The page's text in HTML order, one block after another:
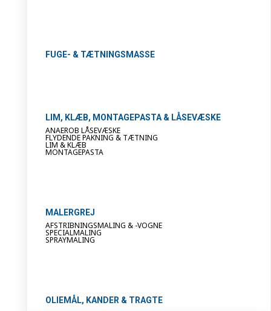
FUGE- & TÆTNINGSMASSE
LIM, KLÆB, MONTAGEPASTA & LÅSEVÆSKE
ANAEROB LÅSEVÆSKE
FLYDENDE PAKNING & TÆTNING
LIM & KLÆB
MONTAGEPASTA
MALERGREJ
AFSTRIBNINGSMALING & -VOGNE
SPECIALMALING
SPRAYMALING
OLIEMÅL, KANDER & TRAGTE